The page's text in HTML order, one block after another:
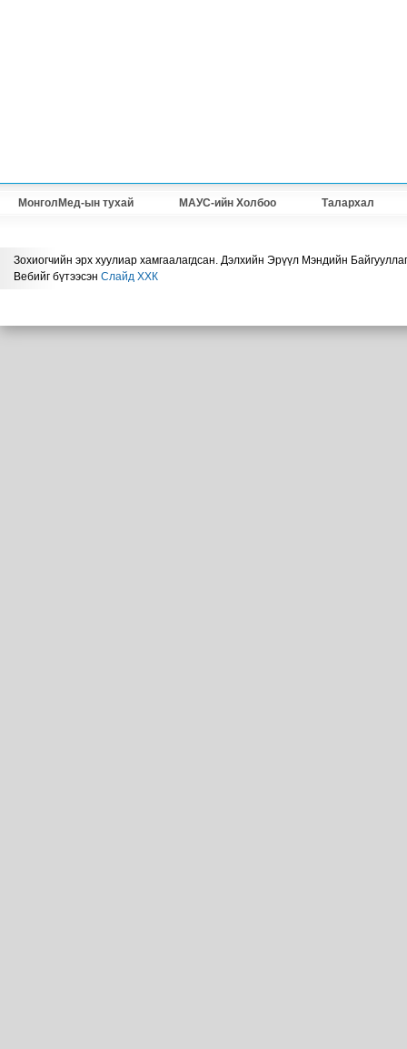
МонголМед-ын тухай МАУС-ийн Холбоо Талархал
Зохиогчийн эрх хуулиар хамгаалагдсан. Дэлхийн Эрүүл Мэндийн
Вебийг бүтээсэн Слайд ХХК